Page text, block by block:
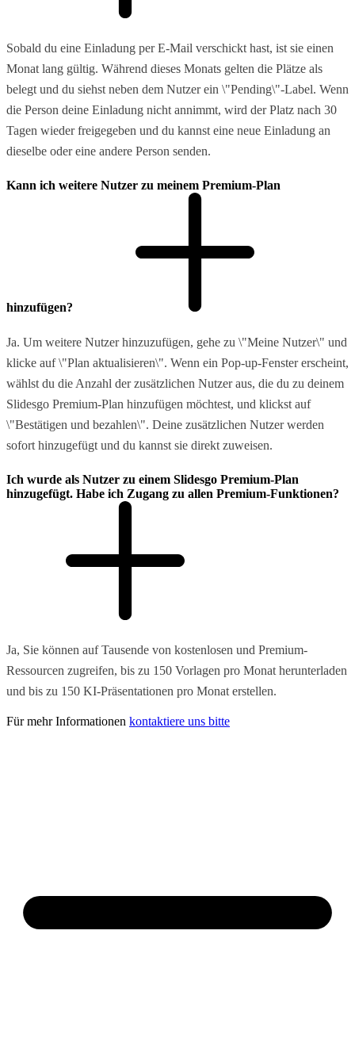
Sobald du eine Einladung per E-Mail verschickt hast, ist sie einen
Monat lang gültig. Während dieses Monats gelten die Plätze als
belegt und du siehst neben dem Nutzer ein \"Pending\"-Label. Wenn
die Person deine Einladung nicht annimmt, wird der Platz nach 30
Tagen wieder freigegeben und du kannst eine neue Einladung an
dieselbe oder eine andere Person senden.
Kann ich weitere Nutzer zu meinem Premium-Plan
hinzufügen?
Ja. Um weitere Nutzer hinzuzufügen, gehe zu \"Meine Nutzer\" und
klicke auf \"Plan aktualisieren\". Wenn ein Pop-up-Fenster erscheint,
wählst du die Anzahl der zusätzlichen Nutzer aus, die du zu deinem
Slidesgo Premium-Plan hinzufügen möchtest, und klickst auf
\"Bestätigen und bezahlen\". Deine zusätzlichen Nutzer werden
sofort hinzugefügt und du kannst sie direkt zuweisen.
Ich wurde als Nutzer zu einem Slidesgo Premium-Plan
hinzugefügt. Habe ich Zugang zu allen Premium-Funktionen?
Ja, Sie können auf Tausende von kostenlosen und Premium-
Ressourcen zugreifen, bis zu 150 Vorlagen pro Monat herunterladen
und bis zu 150 KI-Präsentationen pro Monat erstellen.
Für mehr Informationen kontaktiere uns bitte